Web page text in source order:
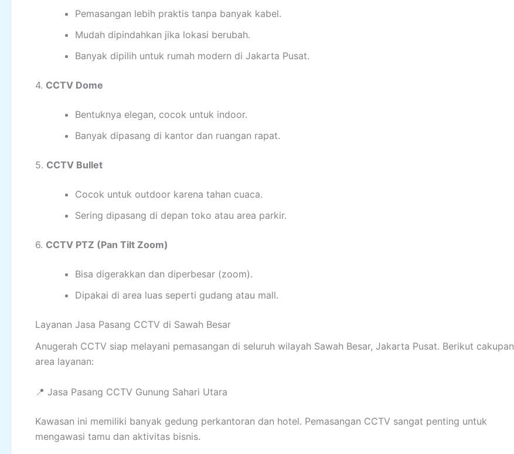
Pemasangan lebih praktis tanpa banyak kabel.
Mudah dipindahkan jika lokasi berubah.
Banyak dipilih untuk rumah modern di Jakarta Pusat.
4. CCTV Dome
Bentuknya elegan, cocok untuk indoor.
Banyak dipasang di kantor dan ruangan rapat.
5. CCTV Bullet
Cocok untuk outdoor karena tahan cuaca.
Sering dipasang di depan toko atau area parkir.
6. CCTV PTZ (Pan Tilt Zoom)
Bisa digerakkan dan diperbesar (zoom).
Dipakai di area luas seperti gudang atau mall.
Layanan Jasa Pasang CCTV di Sawah Besar
Anugerah CCTV siap melayani pemasangan di seluruh wilayah Sawah Besar, Jakarta Pusat. Berikut cakupan
area layanan:
📍 Jasa Pasang CCTV Gunung Sahari Utara
Kawasan ini memiliki banyak gedung perkantoran dan hotel. Pemasangan CCTV sangat penting untuk
mengawasi tamu dan aktivitas bisnis.